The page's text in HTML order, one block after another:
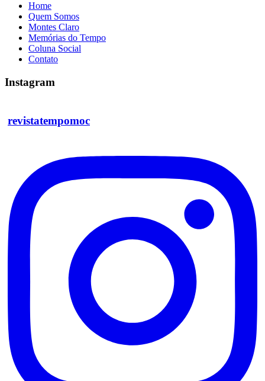
Home
Quem Somos
Montes Claro
Memórias do Tempo
Coluna Social
Contato
Instagram
revistatempomoc